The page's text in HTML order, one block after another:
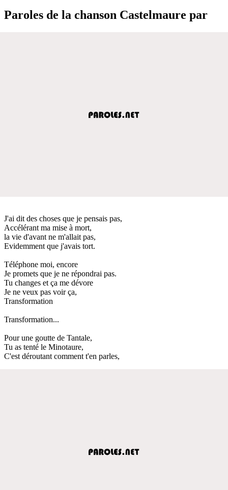
Paroles de la chanson Castelmaure par
J'ai dit des choses que je pensais pas,
Accélérant ma mise à mort,
la vie d'avant ne m'allait pas,
Evidemment que j'avais tort.
Téléphone moi, encore
Je promets que je ne répondrai pas.
Tu changes et ça me dévore
Je ne veux pas voir ça,
Transformation
Transformation...
Pour une goutte de Tantale,
Tu as tenté le Minotaure,
C'est déroutant comment t'en parles,